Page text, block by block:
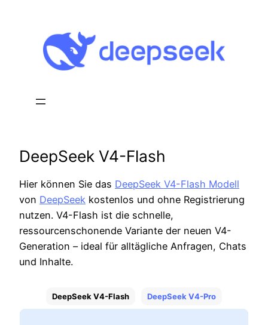
springen
DeepSeek V4-Flash
Hier können Sie das DeepSeek V4-Flash Modell
von DeepSeek kostenlos und ohne Registrierung
nutzen. V4-Flash ist die schnelle,
ressourcenschonende Variante der neuen V4-
Generation – ideal für alltägliche Anfragen, Chats
und Inhalte.
DeepSeek V4-Flash DeepSeek V4-Pro